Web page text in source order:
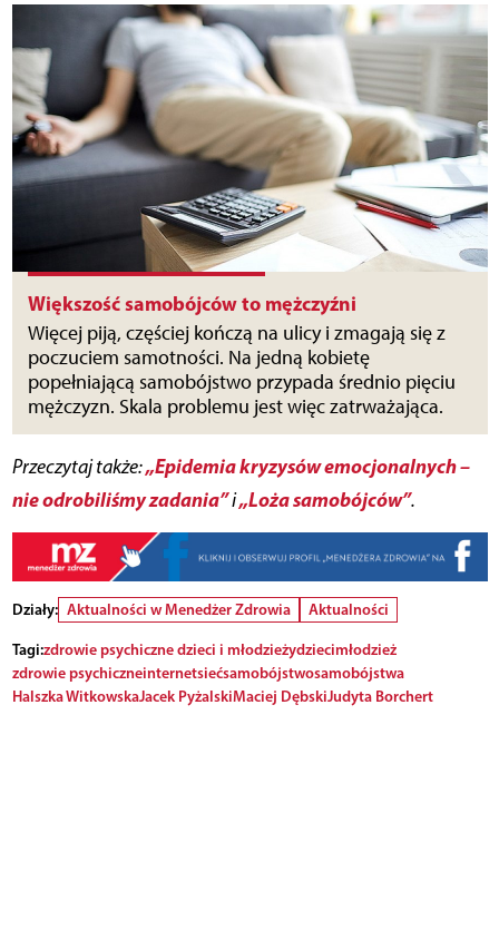
Większość samobójców to mężczyźni
Więcej piją, częściej kończą na ulicy i zmagają się z
poczuciem samotności. Na jedną kobietę
popełniającą samobójstwo przypada średnio pięciu
mężczyzn. Skala problemu jest więc zatrważająca.
Przeczytaj także:„Epidemia kryzysów emocjonalnych –
nie odrobiliśmy zadania”i„Loża samobójców”.
Działy: Aktualności w Menedżer Zdrowia
Aktualności
Tagi:zdrowie psychiczne dzieci i młodzieżydziecimłodzież
zdrowie psychiczneinternetsiećsamobójstwosamobójstwa
Halszka WitkowskaJacek PyżalskiMaciej DębskiJudyta Borchert